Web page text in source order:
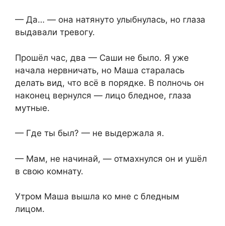
— Да… — она натянуто улыбнулась, но глаза
выдавали тревогу.
Прошёл час, два — Саши не было. Я уже
начала нервничать, но Маша старалась
делать вид, что всё в порядке. В полночь он
наконец вернулся — лицо бледное, глаза
мутные.
— Где ты был? — не выдержала я.
— Мам, не начинай, — отмахнулся он и ушёл
в свою комнату.
Утром Маша вышла ко мне с бледным
лицом.